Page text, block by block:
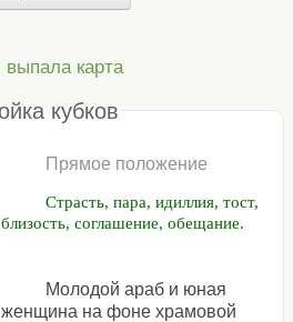
карта
кубков
Прямое положение
Страсть, пара, идиллия, тост,
близость, соглашение, обещание.
Молодой араб и юная
женщина на фоне храмовой